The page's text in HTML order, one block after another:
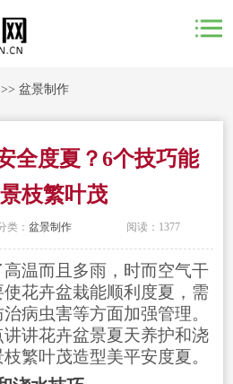
>>盆景制作
全度夏？6个技巧能
枝繁叶茂
类： 盆景制作 阅读：1377
温而且多雨，时而空气干
花卉盆栽能顺利度夏，需
病虫害等方面加强管理。
讲花卉盆景夏天养护和浇
繁叶茂造型美平安度夏。